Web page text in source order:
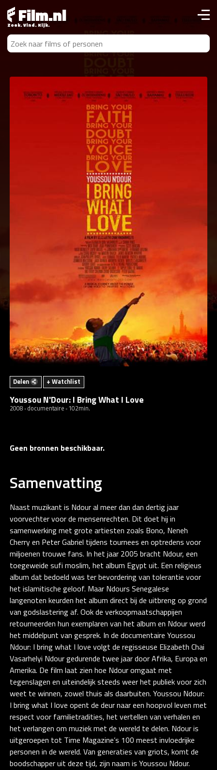
Film.nl
Zoek. Vind. Kijk.
Delen + Watchlist
Youssou N'Dour: I Bring What I Love
2008 documentaire 102min.
Geen bronnen beschikbaar.
Samenvatting
Naast muzikant is Ndour al meer dan dan dertig jaar
voorvechter voor de mensenrechten. Dit doet hij in
samenwerking met grote artiesten zoals Bono, Neneh
Cherry en Peter Gabriel tijdens tournees en optredens voor
miljoenen trouwe fans. In het jaar 2005 bracht Ndour, een
toegeweide sufi moslim, het album Egypt uit. Een religieus
album dat bedoeld was ter bevordering van tolerantie voor
het islamitische geloof. Maar Ndours Senegalese
langenoten keurden het album direct bij de uitbreng op grond
van godslastering af. Ook de verkoopmaatschappijen
retourneerden hun exemplaren van het album en Ndour werd
het middelpunt van gesprek. In de documentaire Youssou
Ndour: I bring what I love volgt de regisseuse Elizabeth Chai
Vasarhelyi Ndour gedurende twee jaar door Afrika, Europa en
Amerika. De film laat zien hoe Ndour omgaat met
tegenslagen en uiteindelijk steeds weer het publiek voor zich
weet te winnen, zowel thuis als daarbuiten. Youssou Ndour:
I bring what I love opent de deur naar een hoopvol leven met
respect voor familietradities, het vertellen van verhalen en
het verlangen om muziek met de wereld te delen. Ndour is
uitgeroepen tot Time Magazine’s 100 meest invloedrijke
personen in de wereld. Van generaties van griots, komt de
boodschapper uit deze tijd, zijn naam is Youssou Ndour.